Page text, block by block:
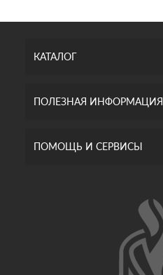
КАТАЛОГ
ПОЛЕЗНАЯ ИНФОРМАЦИЯ
ПОМОЩЬ И СЕРВИСЫ